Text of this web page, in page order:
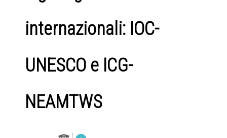
internazionali: IOC-
UNESCO e ICG-
NEAMTWS